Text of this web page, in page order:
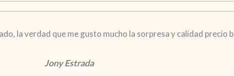
la verdad que me gusto mucho la sorpresa y calidad
Jony Estrada